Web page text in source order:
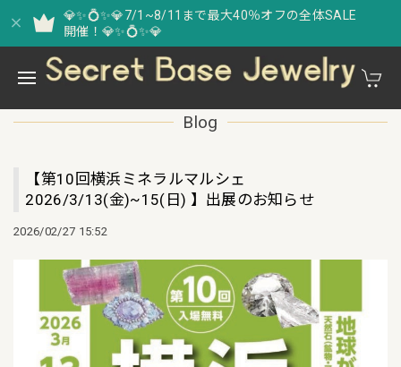
💎✨💍✨💎7/1~8/11まで最大40％オフの全体SALE
開催！💎✨💍✨💎
Blog
【第10回横浜ミネラルマルシェ
2026/3/13(金)~15(日) 】出展のお知らせ
2026/02/27 15:52